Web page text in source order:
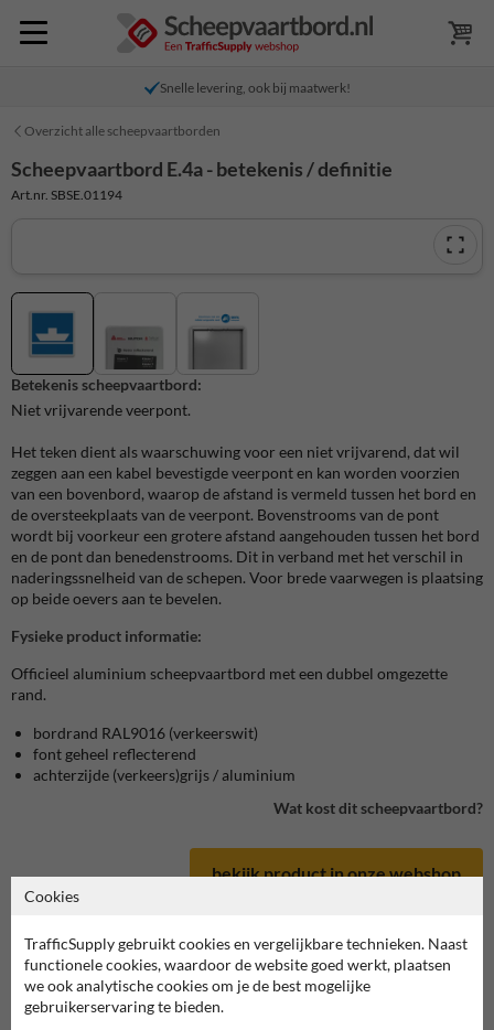
Snelle levering, ook bij maatwerk!
Overzicht alle scheepvaartborden
Scheepvaartbord in serie E
Scheepvaartbord E.4a - betekenis / definitie
Art.nr. SBSE.01194
Betekenis scheepvaartbord:
Niet vrijvarende veerpont.
Het teken dient als waarschuwing voor een niet vrijvarend, dat wil
zeggen aan een kabel bevestigde veerpont en kan worden voorzien
van een bovenbord, waarop de afstand is vermeld tussen het bord en
de oversteekplaats van de veerpont. Bovenstrooms van de pont
wordt bij voorkeur een grotere afstand aangehouden tussen het bord
en de pont dan benedenstrooms. Dit in verband met het verschil in
naderingssnelheid van de schepen. Voor brede vaarwegen is plaatsing
op beide oevers aan te bevelen.
Fysieke product informatie:
Officieel aluminium scheepvaartbord met een dubbel omgezette
rand.
bordrand RAL9016 (verkeerswit)
font geheel reflecterend
achterzijde (verkeers)grijs / aluminium
Wat kost dit scheepvaartbord?
bekijk product in onze webshop
Cookies
TrafficSupply gebruikt cookies en vergelijkbare technieken. Naast
functionele cookies, waardoor de website goed werkt, plaatsen
we ook analytische cookies om je de best mogelijke
gebruikerservaring te bieden.